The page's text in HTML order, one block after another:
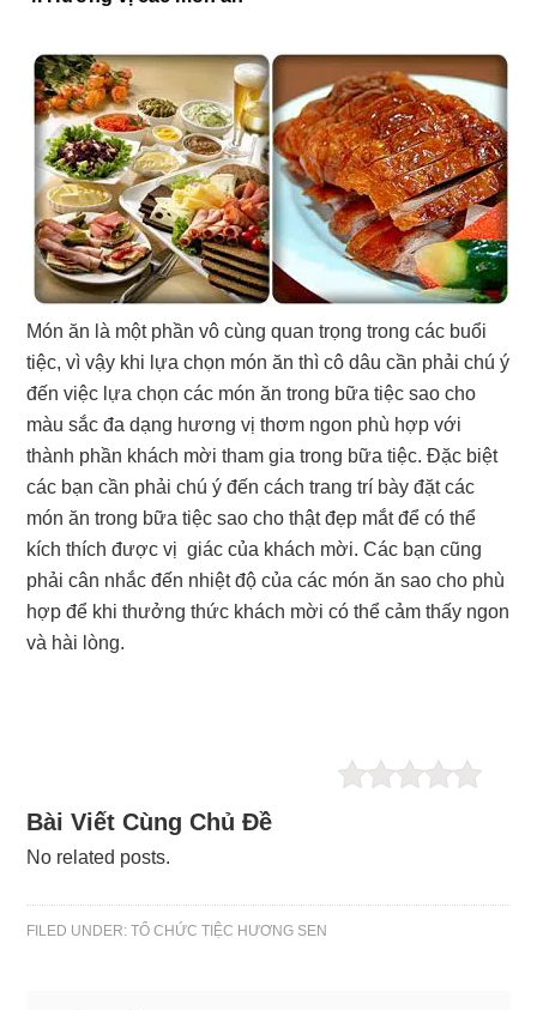
Món ăn là một phần vô cùng quan trọng trong các buổi
tiệc, vì vậy khi lựa chọn món ăn thì cô dâu cần phải chú ý
đến việc lựa chọn các món ăn trong bữa tiệc sao cho
màu sắc đa dạng hương vị thơm ngon phù hợp với
thành phần khách mời tham gia trong bữa tiệc. Đặc biệt
các bạn cần phải chú ý đến cách trang trí bày đặt các
món ăn trong bữa tiệc sao cho thật đẹp mắt để có thể
kích thích được vị giác của khách mời. Các bạn cũng
phải cân nhắc đến nhiệt độ của các món ăn sao cho phù
hợp để khi thưởng thức khách mời có thể cảm thấy ngon
và hài lòng.
Bài Viết Cùng Chủ Đề
No related posts.
FILED UNDER:TỔ CHỨC TIỆC HƯƠNG SEN